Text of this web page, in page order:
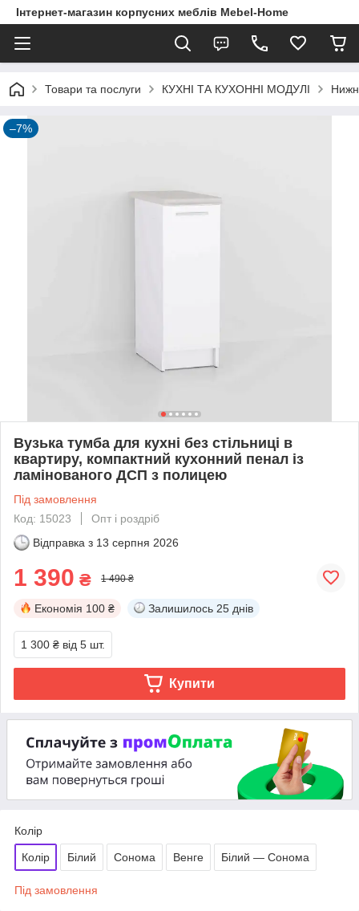
Інтернет-магазин корпусних меблів Mebel-Home
Товари та послуги КУХНІ ТА КУХОННІ МОДУЛІ
–7%
Вузька тумба для кухні без стільниці в
квартиру, компактний кухонний пенал із
ламінованого ДСП з полицею
Під замовлення
Код: 15023
Опт і роздріб
Відправка з 13 серпня 2026
1 390 ₴ 1 490 ₴
Економія 100 ₴ Залишилось 25 днів
1 300 ₴ від 5 шт.
Купити
Колір
Колір Білий Сонома Венге Білий — Сонома
Під замовлення